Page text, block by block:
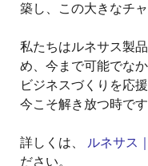
築し、この大きなチ
私たちはルネサス製
め、今まで可能でな
ビジネスづくりを応
今こそ解き放つ時です
詳しくは、 ルネサス
ださい。